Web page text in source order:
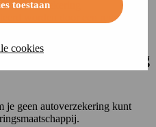
toestaan
cookies
autoverzekering
worden door een reguliere
autoverzekering
je geen autoverzekering kunt